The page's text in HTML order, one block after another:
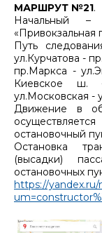
МАРШРУТ №21.
Начальный –
«Привокзальная
Путь
ул.Курчатова -
пр.Маркса -
Киевское ш.
ул.Московская -
Движение в
остановочный
Остановка
(высадки)
остановочных
https://yandex.ru/